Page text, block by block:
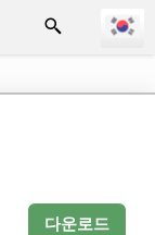
다운로드